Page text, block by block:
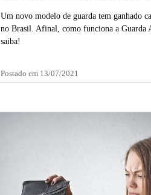
Um novo modelo de guarda tem ganhado
no Brasil. Afinal, como funciona a Guarda
saiba!
Postado em 13/07/2021